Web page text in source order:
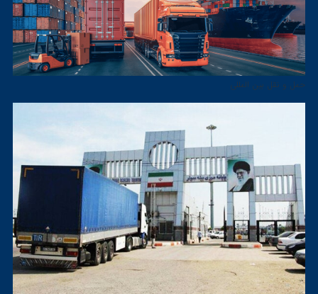
حمل و نقل بین المللی